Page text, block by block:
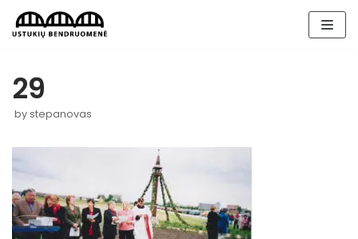
Skip
to
29
bystepanovas